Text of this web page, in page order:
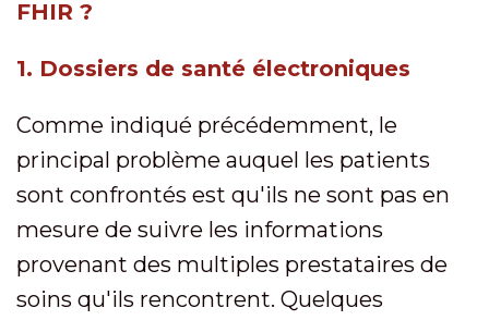
FHIR ?
1. Dossiers de santé électroniques
Comme indiqué précédemment, le
principal problème auquel les patients
sont confrontés est qu'ils ne sont pas en
mesure de suivre les informations
provenant des multiples prestataires de
soins qu'ils rencontrent. Quelques